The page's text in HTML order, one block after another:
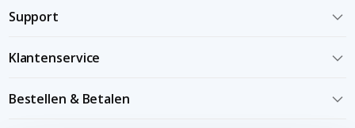
Support
Klantenservice
Bestellen & Betalen